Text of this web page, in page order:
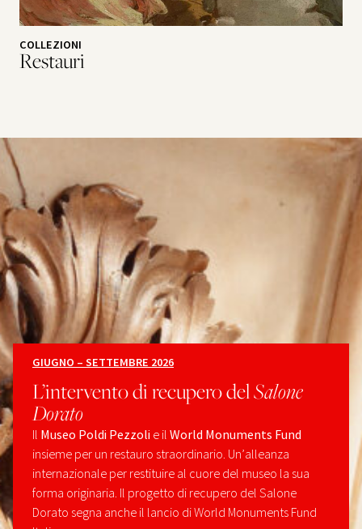
COLLEZIONI
Restauri
GIUGNO – SETTEMBRE 2026
L’intervento di recupero delSalone
Dorato
Il Museo Poldi Pezzoli e il World Monuments Fund
insieme per un restauro straordinario. Un’alleanza
internazionale per restituire al cuore del museo la sua
forma originaria. Il progetto di recupero del Salone
Dorato segna anche il lancio di World Monuments Fund